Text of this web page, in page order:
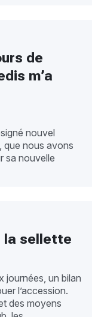
de
m’a
nouvel
que nous avons
sa nouvelle
la sellette
journées, un bilan
l’accession.
des moyens